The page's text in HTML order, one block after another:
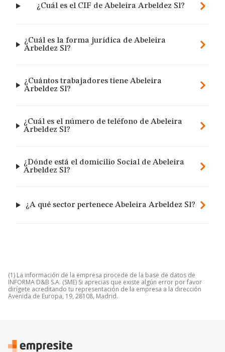
¿Cuál es el CIF de Abeleira Arbeldez Sl?
¿Cuál es la forma jurídica de Abeleira
Arbeldez Sl?
¿Cuántos trabajadores tiene Abeleira
Arbeldez Sl?
¿Cuál es el número de teléfono de Abeleira
Arbeldez Sl?
¿Dónde está el domicilio Social de Abeleira
Arbeldez Sl?
¿A qué sector pertenece Abeleira Arbeldez Sl?
(1) La información de la empresa procede de la base de datos de
INFORMA D&B S.A. (SME) Si aprecias que existe algún error por favor
dirígete acreditando tu representación de la empresa a la dirección
Avenida de Europa, 19, 28108, Madrid.